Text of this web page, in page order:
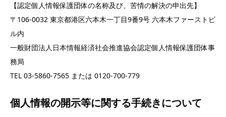
【認定個人情報保護団体の名称及び、苦情の解決の申出先】
〒106-0032 東京都港区六本木一丁目9番9号 六本木ファーストビ
ル内
一般財団法人日本情報経済社会推進協会認定個人情報保護団体事
務局
TEL 03-5860-7565 または 0120-700-779
個人情報の開示等に関する手続きについて